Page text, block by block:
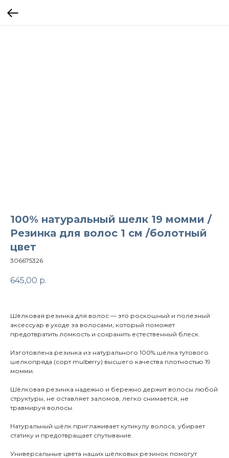
100% натуральный шелк 19 момми /
Резинка для волос 1 см /болотный
цвет
306675326
645,00 р.
Шёлковая резинка для волос — это роскошный и полезный
аксессуар в уходе за волосами, который поможет
предотвратить ломкость и сохранить естественный блеск.
Изготовлена резинка из натурального 100% шёлка тутового
шелкопряда (сорт mulberry) высшего качества плотностью 19
момми.
Шёлковая резинка надежно и бережно держит волосы любой
структуры, не оставляет заломов, легко снимается, не
травмируя волосы.
Натуральный шёлк приглаживает кутикулу волоса, убирает
статику и предотвращает спутывание.
Универсальные цвета наших шёлковых резинок помогут